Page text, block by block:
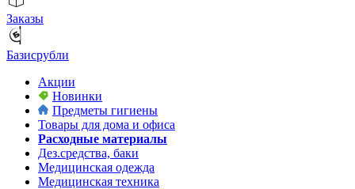
Заказы
Базисрубли
Акции
Новинки
Предметы гигиены
Товары для дома и офиса
Расходные материалы
Дез.средства, баки
Медицинская одежда
Медицинская техника